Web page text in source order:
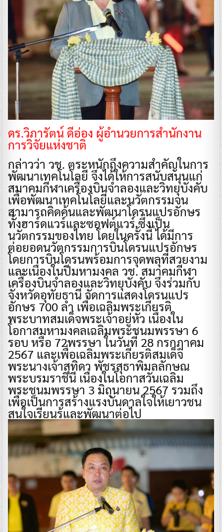
ดร.วิภารัตน์ ดีอ่อง ผู้อำนวยการสำนักงาน
การวิจัยแห่งชาติ
กล่าวว่า วช. ตระหนักถึงความสำคัญในการ
พัฒนาเทคโนโลยี จึงได้ให้การสนับสนุนแก่
สมาคมกีฬาเครื่องบินจำลองและวิทยุบังคับ
เพื่อพัฒนาเทคโนโลยีและนวัตกรรมจน
สามารถคิดค้นและพัฒนาโดรนแปรอักษร
ทั้งฮาร์ดแวร์และซอฟต์แวร์ ซึ่งเป็น
นวัตกรรมของไทย โดยในครั้งนี้ ได้มีการ
ต่อยอดนวัตกรรมการบินโดรนแปรอักษร
โดยการบินโดรนพร้อมการจุดพลุที่สวยงาม
และเนื่องในปีมหามงคล วช. สมาคมกีฬา
เครื่องบินจำลองและวิทยุบังคับ จึงร่วมกับ
จังหวัดอุทัยธานี จัดการแสดงโดรนแปร
อักษร 700 ลํา เพื่อเฉลิมพระเกียรติ
พระบาทสมเด็จพระเจ้าอยู่หัว เนื่องใน
โอกาสมหามงคลเฉลิมพระชนมพรรษา 6
รอบ หรือ 72พรรษา ในวันที่ 28 กรกฎาคม
2567 และเพื่อเฉลิมพระเกียรติสมเด็จ
พระนางเจ้าสุทิดา พัชรสุธาพิมลลักษณ
พระบรมราชินี เนื่องในโอกาสวันเฉลิม
พระชนมพรรษา 3 มิถุนายน 2567 รวมถึง
เพื่อเป็นการสร้างแรงบันดาลใจให้เยาวชน
สนใจเรียนรู้และพัฒนาต่อไป